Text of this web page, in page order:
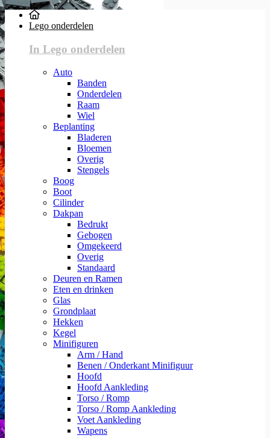
Lego onderdelen
In Lego onderdelen
Auto
Banden
Onderdelen
Raam
Wiel
Beplanting
Bladeren
Bloemen
Overig
Stengels
Boog
Boot
Cilinder
Dakpan
Bedrukt
Gebogen
Omgekeerd
Overig
Standaard
Deuren en Ramen
Eten en drinken
Glas
Grondplaat
Hekken
Kegel
Minifiguren
Arm / Hand
Benen / Onderkant Minifiguur
Hoofd
Hoofd Aankleding
Torso / Romp
Torso / Romp Aankleding
Voet Aankleding
Wapens